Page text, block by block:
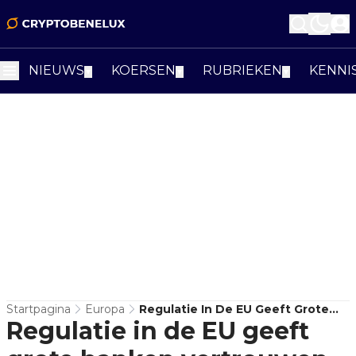
NIEUWS KOERSEN RUBRIEKEN
Startpagina Europa
Regulatie In De EU Geeft Grote
Banken Vertrouwen Om
Cryptocurrency-Sector Te
Regulatie in de EU geeft